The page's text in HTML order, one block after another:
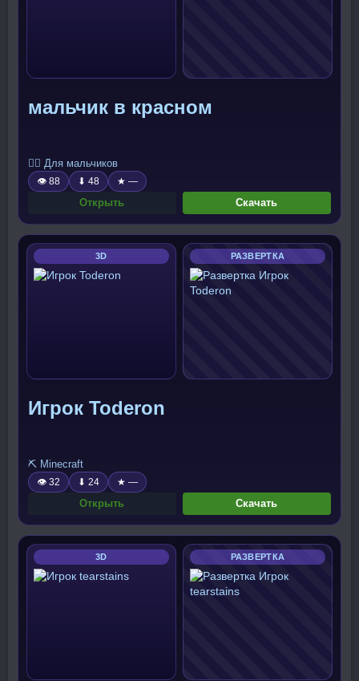
мальчик в красном
🧍‍♂️ Для мальчиков
👁 88 ⬇ 48 ★ —
Открыть Скачать
3D РАЗВЕРТКА
Игрок Toderon
⛏️ Minecraft
👁 32 ⬇ 24 ★ —
Открыть Скачать
3D РАЗВЕРТКА